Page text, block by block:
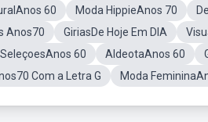
60
Moda HippieAnos 70
Anos70
GiriasDe Hoje Em DIA
60
AldeotaAnos 60
Com a Letra G
Moda